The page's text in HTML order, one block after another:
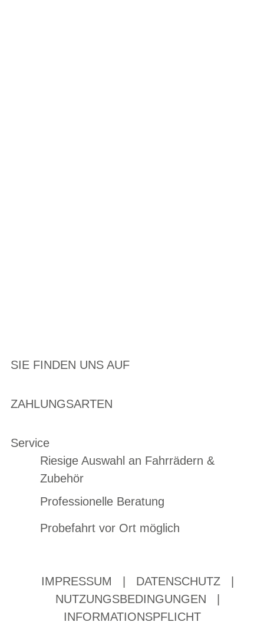
SIE FINDEN UNS AUF
ZAHLUNGSARTEN
Service
Riesige Auswahl an Fahrrädern &
Zubehör
Professionelle Beratung
Probefahrt vor Ort möglich
IMPRESSUM DATENSCHUTZ
NUTZUNGSBEDINGUNGEN
INFORMATIONSPFLICHT